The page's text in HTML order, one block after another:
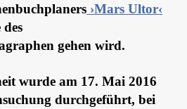
›Mars Ultor‹
gehen wird.
wurde am 17. Mai 2016
durchgeführt, bei